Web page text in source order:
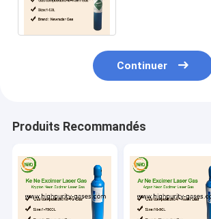
Continuer
Produits Recommandés